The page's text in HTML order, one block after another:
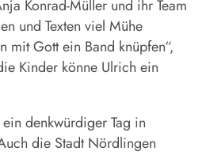
Konrad-Müller und ihr Team
und Texten viel Mühe
mit Gott ein Band knüpfen“,
Kinder könne Ulrich ein
denkwürdiger Tag in
die Stadt Nördlingen